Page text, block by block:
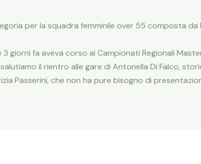
per la squadra femminile over 55 composta da
giorni fa aveva corso ai Campionati Regionali
il rientro alle gare di Antonella Di Falco,
Passerini, che non ha pure bisogno di